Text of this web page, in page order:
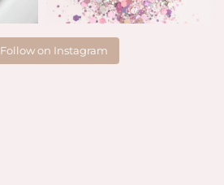
Follow on Instagram